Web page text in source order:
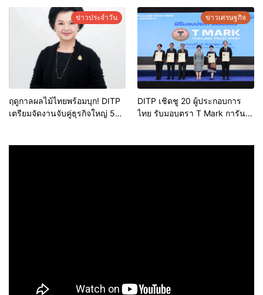
ข่าวประจำวัน
ฤดูกาลผลไม้ไทยพร้อมบุก! DITP
เตรียมจัดงานจับคู่ธุรกิจใหญ่ 5
ข่าวเศรษฐกิจ
DITP เชิดชู 20 ผู้ประกอบการ
ไทย รับมอบตรา T Mark การันตี